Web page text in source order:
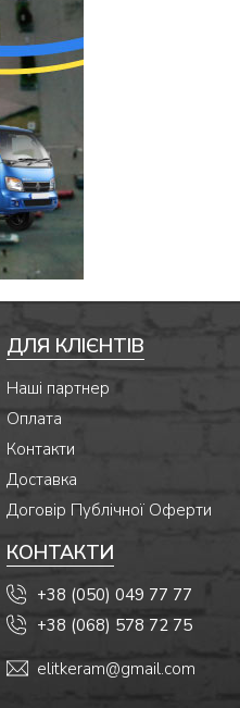
ДЛЯ КЛІЄНТІВ
Наші партнер
Оплата
Контакти
Доставка
Договір Публічної Оферти
КОНТАКТИ
+38 (050) 049 77 77
+38 (068) 578 72 75
elitkeram@gmail.com